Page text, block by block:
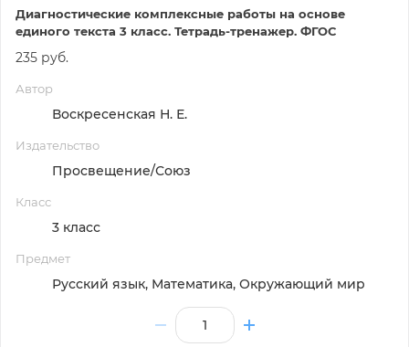
Диагностические комплексные работы на основе
единого текста 3 класс. Тетрадь-тренажер. ФГОС
235 руб.
Автор
Воскресенская Н. Е.
Издательство
Просвещение/Союз
Класс
3 класс
Предмет
Русский язык, Математика, Окружающий мир